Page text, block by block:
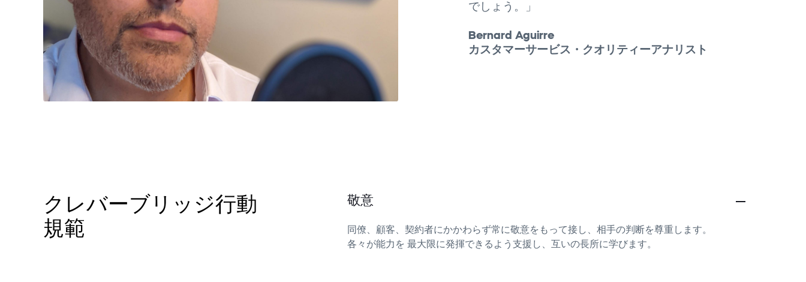
でしょう。」
Bernard Aguirre
カスタマーサービス・クオリティーアナリスト
クレバーブリッジ行動
規範
同僚、顧客、契約者にかかわらず常に敬意をもって接し、相手の判断を尊重します。
各々が能力を 最大限に発揮できるよう支援し、互いの長所に学びます。